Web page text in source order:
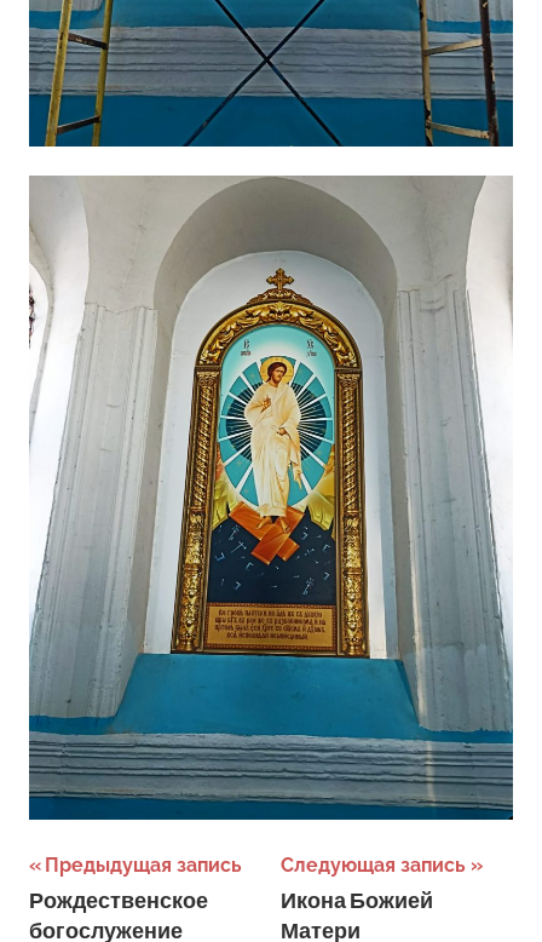
Навигация
по
Предыдущая запись
Рождественское
богослужение
Следующая запись
Икона Божией
Матери